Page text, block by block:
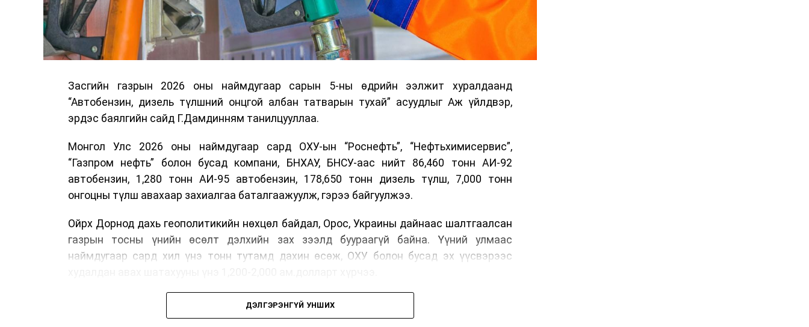
Засгийн газрын 2026 оны наймдугаар сарын 5-ны өдрийн ээлжит хуралдаанд
“Автобензин, дизель түлшний онцгой албан татварын тухай” асуудлыг Аж үйлдвэр,
эрдэс баялгийн сайд Г.Дамдинням танилцууллаа.
Монгол Улс 2026 оны наймдугаар сард ОХУ-ын “Роснефть”, “Нефтьхимисервис”,
“Газпром нефть” болон бусад компани, БНХАУ, БНСУ-аас нийт 86,460 тонн АИ-92
автобензин, 1,280 тонн АИ-95 автобензин, 178,650 тонн дизель түлш, 7,000 тонн
онгоцны түлш авахаар захиалгаа баталгаажуулж, гэрээ байгуулжээ.
Ойрх Дорнод дахь геополитикийн нөхцөл байдал, Орос, Украины дайнаас шалтгаалсан
газрын тосны үнийн өсөлт дэлхийн зах зээлд буураагүй байна. Үүний улмаас
наймдугаар сард хил үнэ тонн тутамд дахин өсөж, ОХУ болон бусад эх үүсвэрээс
Иймд дотоодын зах зээл дэх үнийн өсөлтийг сааруулахын тулд гаалийн болон онцгой
албан татварыг тэглэх шаардлага үүссэнийг салбарын сайд танилцуулсан байна.
ДЭЛГЭРЭНГҮЙ УНШИХ